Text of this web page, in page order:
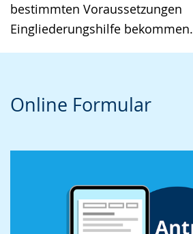
bestimmten Voraussetzungen
Eingliederungshilfe bekommen.
Online Formular